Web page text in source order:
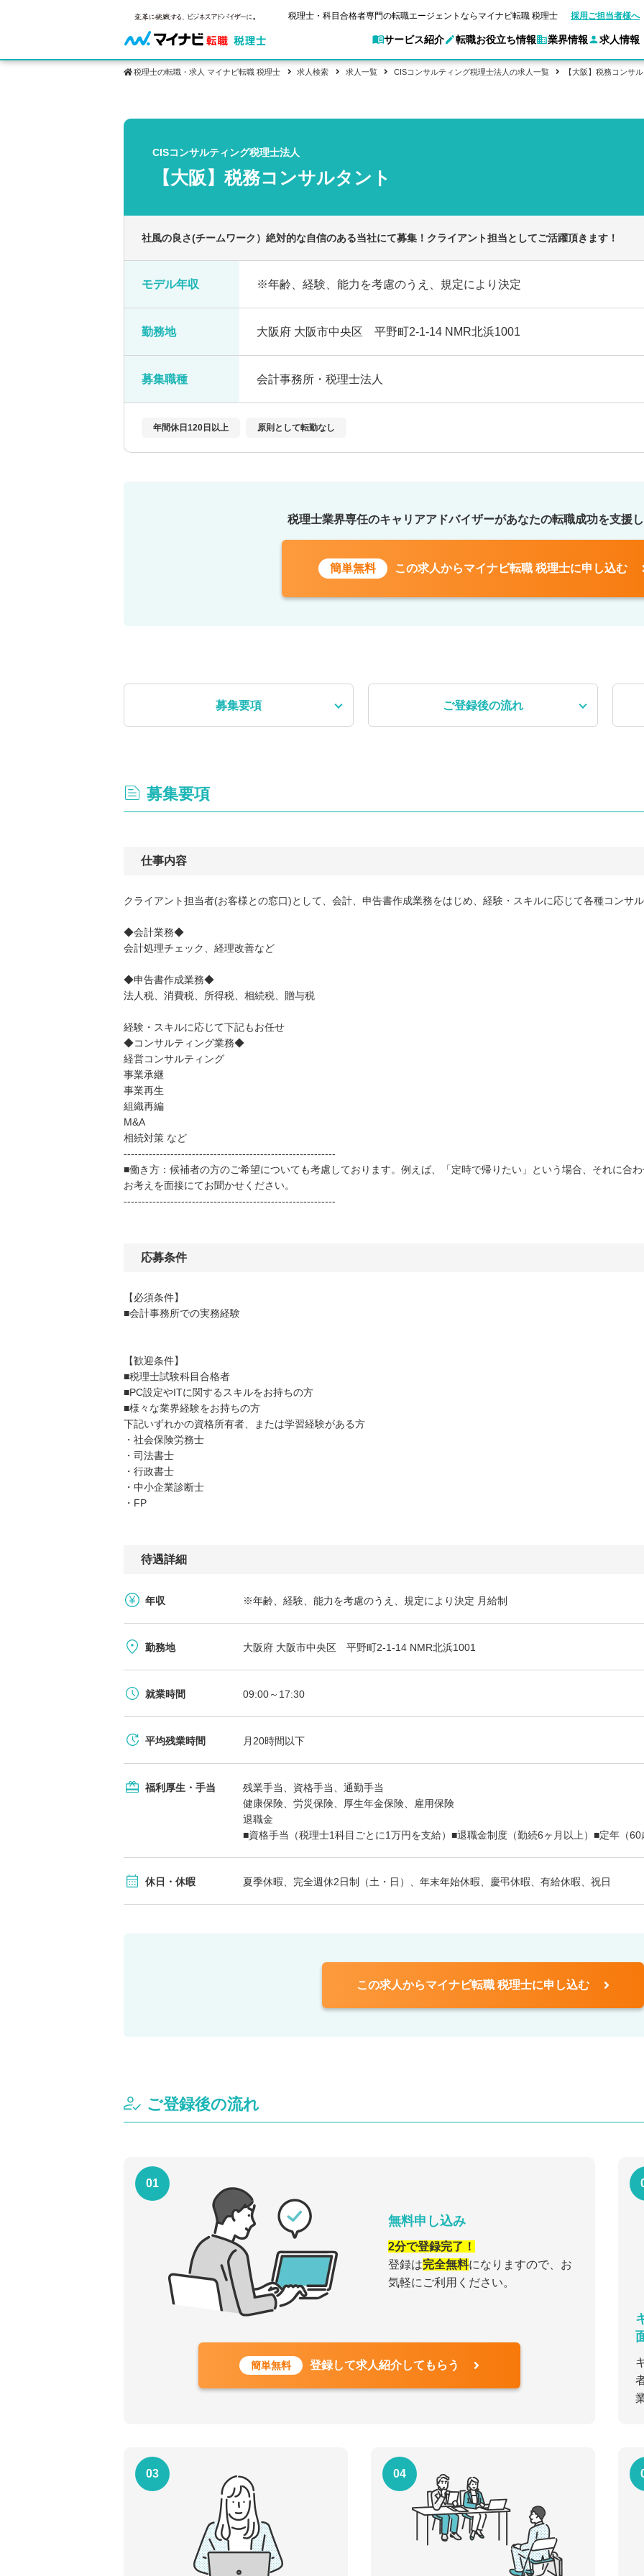
税理士・科目合格者専門の転職エージェントならマイナビ転職 税理士 採用ご担当者様へ
サービス紹介
サービス紹介
マイナビ転職 税理士とは？ ご利用ガイド
キ
よくあるご質問
転職お役立ち情報
転職お役立ち情報
ご状況別転職ガイド
2回目以降の転職の方へ
転職活動お役
業界情報
業界情報
税理士試験情報
税理士試験合格後の流れ
企業情報
求人情報
求人情報
保有資格別求人情報 業界別求人情報
税理士の転職・求人 マイナビ転職 税理士 求人検索 求人一覧 CISコンサルティング税理士法人の求人一覧 【大阪】税務コンサ
CISコンサルティング税理士法人
【大阪】税務コンサルタント
社風の良さ(チームワーク）絶対的な自信のある当社にて募集！クライアント担当としてご活躍頂きます！
モデル年収 ※年齢、経験、能力を考慮のうえ、規定により決定
勤務地 大阪府 大阪市中央区 平野町2-1-14 NMR北浜1001
募集職種 会計事務所・税理士法人
年間休日120日以上 原則として転勤なし
税理士業界専任のキャリアアドバイザーがあなたの転職成功を支援
簡単無料 この求人からマイナビ転職 税理士に申し込む
募集要項 ご登録後の流れ
募集要項
仕事内容
クライアント担当者(お客様との窓口)として、会計、申告書作成業務をはじめ、経験・スキルに応じて各種コンサ
◆会計業務◆
会計処理チェック、経理改善など
◆申告書作成業務◆
法人税、消費税、所得税、相続税、贈与税
経験・スキルに応じて下記もお任せ
◆コンサルティング業務◆
経営コンサルティング
事業承継
事業再生
組織再編
M&A
相続対策 など
-----------------------------------------------------------
■働き方：候補者の方のご希望についても考慮しております。例えば、「定時で帰りたい」という場合、それに合
お考えを面接にてお聞かせください。
-----------------------------------------------------------
応募条件
【必須条件】
■会計事務所での実務経験
【歓迎条件】
■税理士試験科目合格者
■PC設定やITに関するスキルをお持ちの方
■様々な業界経験をお持ちの方
下記いずれかの資格所有者、または学習経験がある方
・社会保険労務士
・司法書士
・行政書士
・中小企業診断士
・FP
待遇詳細
年収 ※年齢、経験、能力を考慮のうえ、規定により決定 月給制
勤務地 大阪府 大阪市中央区 平野町2-1-14 NMR北浜1001
就業時間 09:00～17:30
平均残業時間 月20時間以下
福利厚生・手当
残業手当、資格手当、通勤手当
健康保険、労災保険、厚生年金保険、雇用保険
退職金
■資格手当（税理士1科目ごとに1万円を支給）■退職金制度（勤続6ヶ月以上）■定年（
休日・休暇 夏季休暇、完全週休2日制（土・日）、年末年始休暇、慶弔休暇、有給休暇、祝日
この求人からマイナビ転職 税理士に申し込む
ご登録後の流れ
01
無料申し込み
2分で登録完了！
登録は完全無料になりますので、お
気軽にご利用ください。
簡単無料 登録して求人紹介してもらう
03 04